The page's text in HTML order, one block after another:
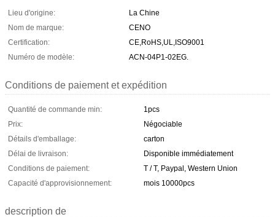
Lieu d'origine:
La Chine
Nom de marque:
CENO
Certification:
CE,RoHS,UL,ISO9001
Numéro de modèle:
ACN-04P1-02EG.
Conditions de paiement et expédition
Quantité de commande min:
1pcs
Prix:
Négociable
Détails d'emballage:
carton
Délai de livraison:
Disponible immédiatement
Conditions de paiement:
T / T, Paypal, Western Union
Capacité d'approvisionnement:
mois 10000pcs
description de